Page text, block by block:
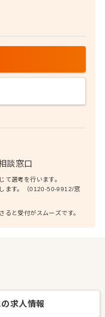
談窓口
て選考を行います。
ます。（0120-50-9912/窓
と受付がスムーズです。
求人情報